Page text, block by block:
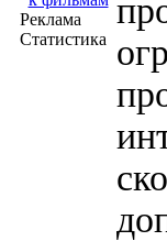
Реклама
Статистика